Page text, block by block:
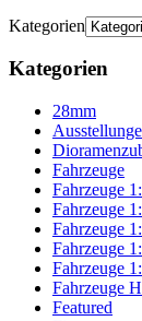
Kategorien
Kategorien
28mm
Fahrzeuge
Fahrzeuge
Fahrzeuge
Fahrzeuge
Fahrzeuge
Fahrzeuge
Fahrzeuge
Featured